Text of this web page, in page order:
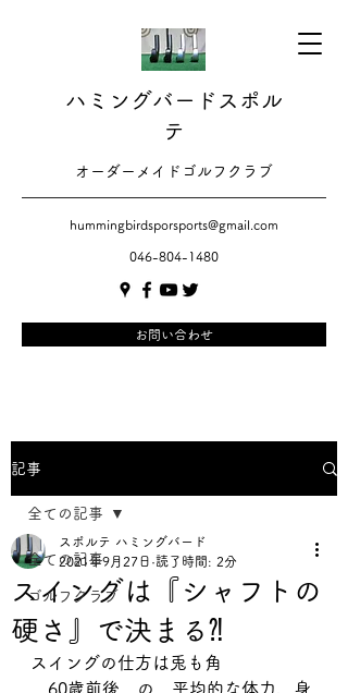
ハミングバードスポル
テ
​​オーダーメイドゴルフクラブ
hummingbirdsporsports@gmail.com
046-804-1480
お問い合わせ
記事
全ての記事
ゴルフクラブ
全ての記事
スイングは『シャフトの
硬さ』で決まる⁈
スポルテ ハミングバード
2021年9月27日 読了時間: 2分
スイングの仕方は兎も角
60歳前後　の　平均的な体力、身